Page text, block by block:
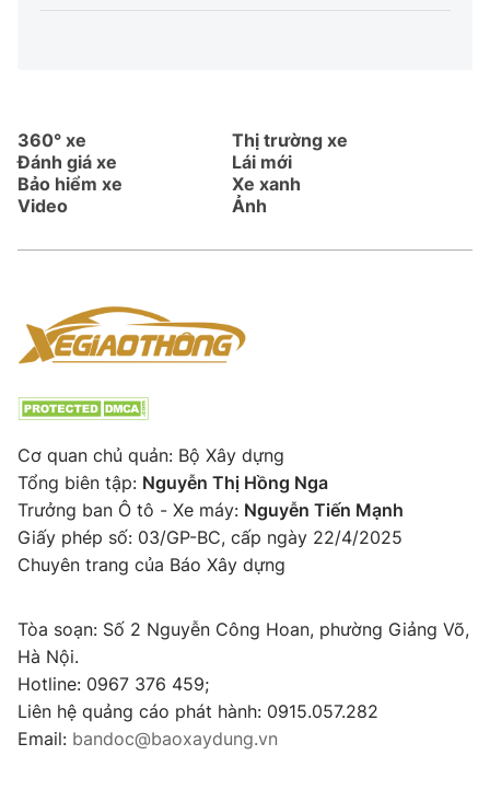
360° xe
Thị trường xe
Đánh giá xe
Lái mới
Bảo hiểm xe
Xe xanh
Video
Ảnh
Cơ quan chủ quản: Bộ Xây dựng
Tổng biên tập: Nguyễn Thị Hồng Nga
Trưởng ban Ô tô - Xe máy: Nguyễn Tiến Mạnh
Giấy phép số: 03/GP-BC, cấp ngày 22/4/2025
Chuyên trang của Báo Xây dựng
Tòa soạn: Số 2 Nguyễn Công Hoan, phường Giảng Võ,
Hà Nội.
Hotline: 0967 376 459;
Liên hệ quảng cáo phát hành: 0915.057.282
Email: bandoc@baoxaydung.vn